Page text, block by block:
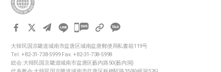
카
오
톡
大韓民国京畿道城南市盆唐区城南盆唐郵便局私書箱119号
Tel. +82-31-738-5999 Fax. +82-31-738-5998
総会:大韓民国京畿道城南市盆唐区藪内路50(藪内洞)